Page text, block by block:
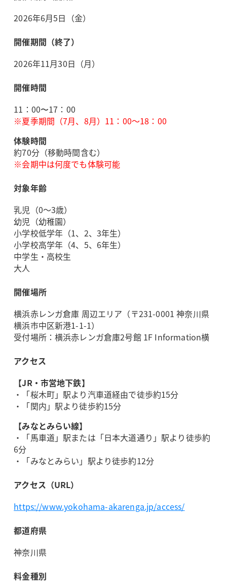
2026年6月5日（金）
開催期間（終了）
2026年11月30日（月）
開催時間
11：00〜17：00
※夏季期間（7月、8月）11：00～18：00
体験時間
約70分（移動時間含む）
※会期中は何度でも体験可能
対象年齢
乳児（0～3歳）
幼児（幼稚園）
小学校低学年（1、2、3年生）
小学校高学年（4、5、6年生）
中学生・高校生
大人
開催場所
横浜赤レンガ倉庫 周辺エリア（〒231-0001 神奈川県
横浜市中区新港1-1-1）
受付場所：横浜赤レンガ倉庫2号館 1F Information横
アクセス
【JR・市営地下鉄】
・「桜木町」駅より汽車道経由で徒歩約15分
・「関内」駅より徒歩約15分
【みなとみらい線】
・「馬車道」駅または「日本大道通り」駅より徒歩約
6分
・「みなとみらい」駅より徒歩約12分
アクセス（URL）
https://www.yokohama-akarenga.jp/access/
都道府県
神奈川県
料金種別